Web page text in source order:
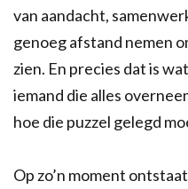
van aandacht,
genoeg afstand nemen
zien. En precies dat is
iemand die alles
hoe die puzzel gelegd
Op zo’n moment